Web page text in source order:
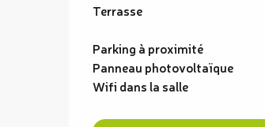
Terrasse
Parking à proximité
Panneau photovoltaïque
Wifi dans la salle